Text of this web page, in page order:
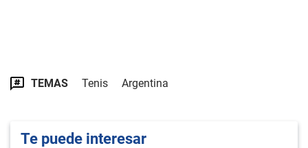
TEMAS Tenis Argentina
Te puede interesar